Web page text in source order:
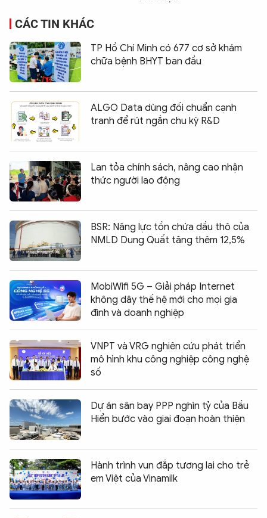
CÁC TIN KHÁC
TP Hồ Chí Minh có 677 cơ sở khám
chữa bệnh BHYT ban đầu
ALGO Data dùng đối chuẩn cạnh
tranh để rút ngắn chu kỳ R&D
Lan tỏa chính sách, nâng cao nhận
thức người lao động
BSR: Năng lực tồn chứa dầu thô của
NMLD Dung Quất tăng thêm 12,5%
MobiWifi 5G – Giải pháp Internet
không dây thế hệ mới cho mọi gia
đình và doanh nghiệp
VNPT và VRG nghiên cứu phát triển
mô hình khu công nghiệp công nghệ
số
Dự án sân bay PPP nghìn tỷ của Bầu
Hiển bước vào giai đoạn hoàn thiện
Hành trình vun đắp tương lai cho trẻ
em Việt của Vinamilk